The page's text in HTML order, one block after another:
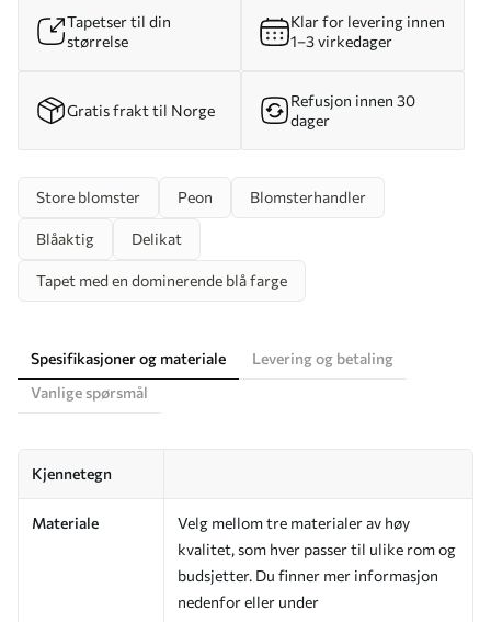
Tapetser til din
størrelse
Klar for levering innen
1–3 virkedager
Gratis frakt til Norge
Refusjon innen 30
dager
Store blomster Peon Blomsterhandler
Blåaktig Delikat
Tapet med en dominerende blå farge
Spesifikasjoner og materiale
Levering og betaling
Vanlige spørsmål
Kjennetegn
Materiale
Velg mellom tre materialer av høy
kvalitet, som hver passer til ulike rom og
budsjetter. Du finner mer informasjon
nedenfor eller under